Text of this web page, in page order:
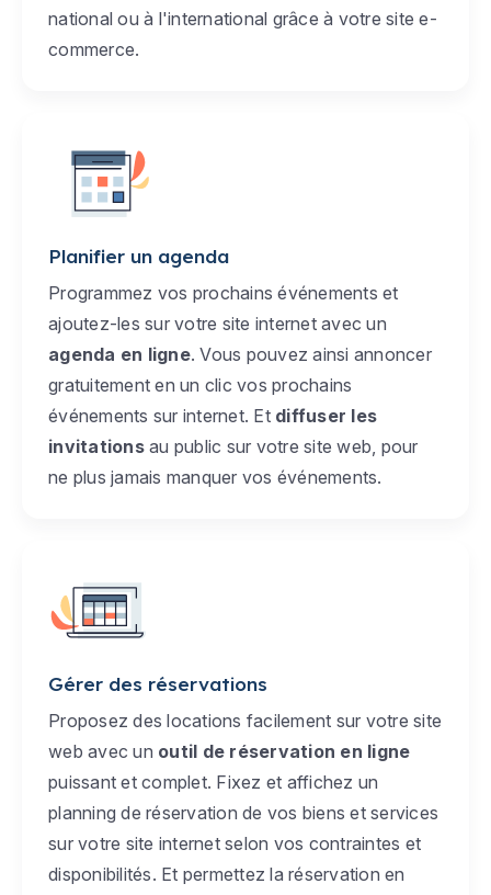
national ou à l'international grâce à votre site e-
commerce.
Planifier un agenda
Programmez vos prochains événements et
ajoutez-les sur votre site internet avec un
agenda en ligne. Vous pouvez ainsi annoncer
gratuitement en un clic vos prochains
événements sur internet. Et diffuser les
invitationsau public sur votre site web, pour
ne plus jamais manquer vos événements.
Gérer des réservations
Proposez des locations facilement sur votre site
web avec un outil de réservation en ligne
puissant et complet. Fixez et affichez un
planning de réservation de vos biens et services
sur votre site internet selon vos contraintes et
disponibilités. Et permettez la réservation en